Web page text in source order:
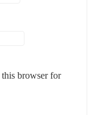
this browser for